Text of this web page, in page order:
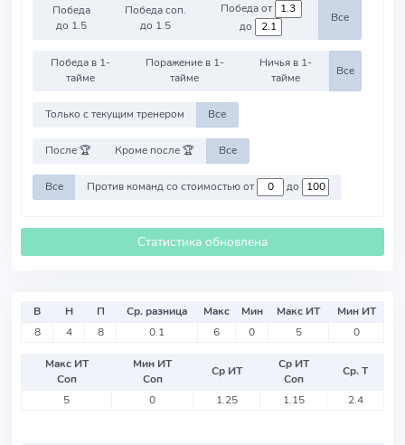
Победа
до 1.5
Победа соп.
до 1.5
Победа от
до
Все
Победа в 1-
тайме
Поражение в 1-
тайме
Ничья в 1-
тайме
Все
Только с текущим тренером Все
После 🏆 Кроме после 🏆 Все
Все Против команд со стоимостью от до
Статистика обновлена
В Н П Ср. разница Макс Мин Макс ИТ
Мин ИТ
8
4 8 0.1 6 0 5 0
Макс ИТ
Соп
Мин ИТ
Соп
Ср ИТ
Ср ИТ
Соп
Ср. Т
5
0 1.25 1.15 2.4